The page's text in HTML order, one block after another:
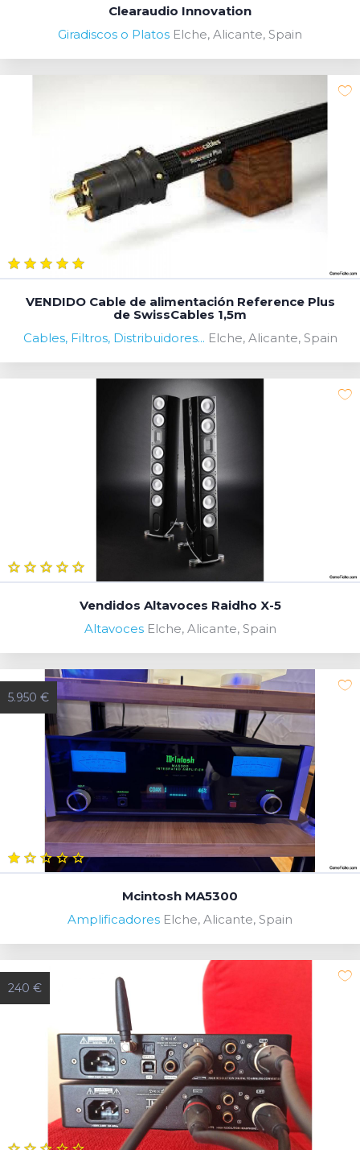
Clearaudio Innovation
Giradiscos o Platos Elche, Alicante, Spain
VENDIDO Cable de alimentación Reference Plus
de SwissCables 1,5m
Cables, Filtros, Distribuidores... Elche, Alicante, Spain
Vendidos Altavoces Raidho X-5
Altavoces Elche, Alicante, Spain
5.950 €
Mcintosh MA5300
Amplificadores Elche, Alicante, Spain
240 €